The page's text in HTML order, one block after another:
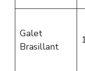
Galet
Brasillant